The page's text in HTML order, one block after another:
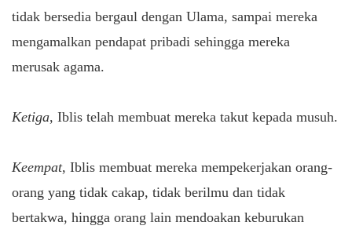
tidak bersedia bergaul dengan Ulama, sampai mereka
mengamalkan pendapat pribadi sehingga mereka
merusak agama.
Ketiga, Iblis telah membuat mereka takut kepada musuh.
Keempat, Iblis membuat mereka mempekerjakan orang-
orang yang tidak cakap, tidak berilmu dan tidak
bertakwa, hingga orang lain mendoakan keburukan